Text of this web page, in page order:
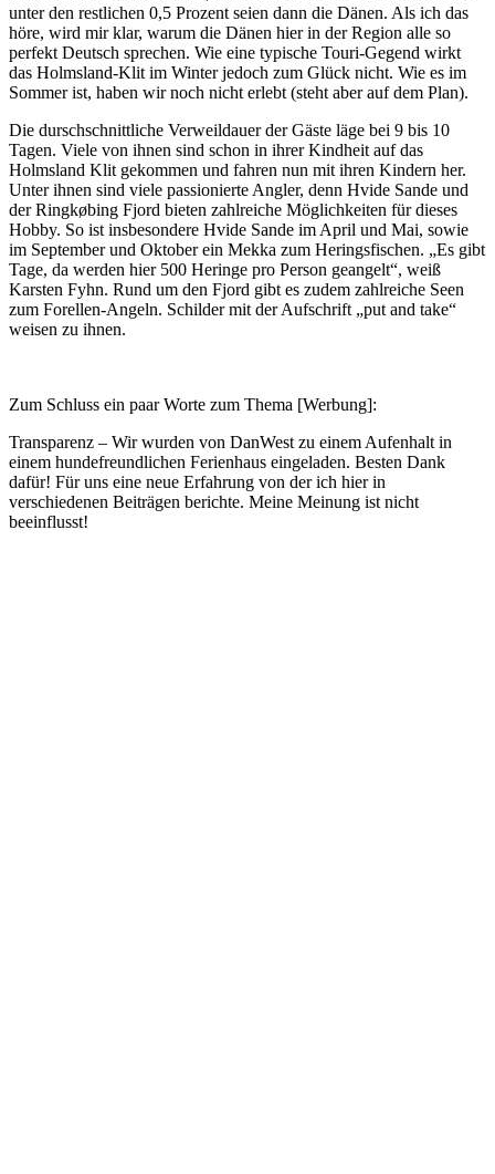
unter den restlichen 0,5 Prozent seien dann die Dänen. Als ich das
höre, wird mir klar, warum die Dänen hier in der Region alle so
perfekt Deutsch sprechen. Wie eine typische Touri-Gegend wirkt
das Holmsland-Klit im Winter jedoch zum Glück nicht. Wie es im
Sommer ist, haben wir noch nicht erlebt (steht aber auf dem Plan).
Die durschschnittliche Verweildauer der Gäste läge bei 9 bis 10
Tagen. Viele von ihnen sind schon in ihrer Kindheit auf das
Holmsland Klit gekommen und fahren nun mit ihren Kindern her.
Unter ihnen sind viele passionierte Angler, denn Hvide Sande und
der Ringkøbing Fjord bieten zahlreiche Möglichkeiten für dieses
Hobby. So ist insbesondere Hvide Sande im April und Mai, sowie
im September und Oktober ein Mekka zum Heringsfischen. „Es gibt
Tage, da werden hier 500 Heringe pro Person geangelt“, weiß
Karsten Fyhn. Rund um den Fjord gibt es zudem zahlreiche Seen
zum Forellen-Angeln. Schilder mit der Aufschrift „put and take“
weisen zu ihnen.
Zum Schluss ein paar Worte zum Thema [Werbung]:
Transparenz – Wir wurden von DanWest zu einem Aufenhalt in
einem hundefreundlichen Ferienhaus eingeladen. Besten Dank
dafür! Für uns eine neue Erfahrung von der ich hier in
verschiedenen Beiträgen berichte. Meine Meinung ist nicht
beeinflusst!